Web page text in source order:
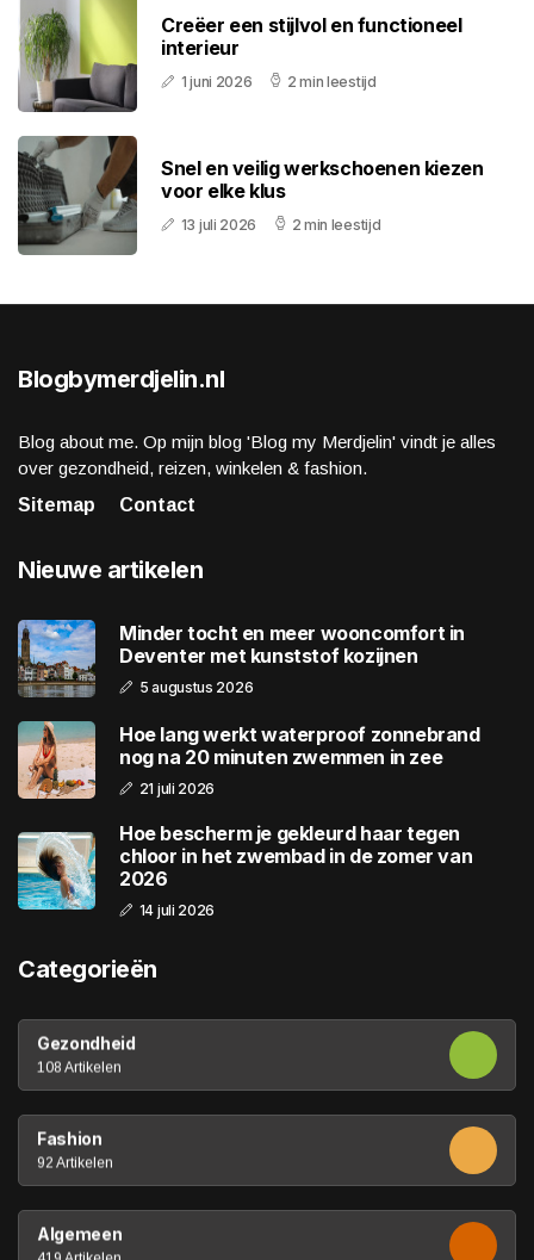
Creëer een stijlvol en functioneel
interieur
1 juni 2026 2 min leestijd
Snel en veilig werkschoenen kiezen
voor elke klus
13 juli 2026 2 min leestijd
Blogbymerdjelin.nl
Blog about me. Op mijn blog 'Blog my Merdjelin' vindt je alles
over gezondheid, reizen, winkelen & fashion.
Sitemap
Contact
Nieuwe artikelen
Minder tocht en meer wooncomfort in
Deventer met kunststof kozijnen
5 augustus 2026
Hoe lang werkt waterproof zonnebrand
nog na 20 minuten zwemmen in zee
21 juli 2026
Hoe bescherm je gekleurd haar tegen
chloor in het zwembad in de zomer van
2026
14 juli 2026
Categorieën
Gezondheid
108 Artikelen
Fashion
92 Artikelen
Algemeen